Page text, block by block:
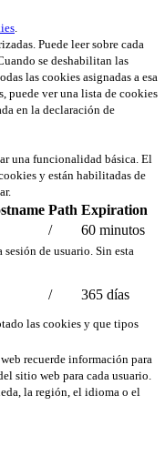
.
Puede leer sobre cada
se deshabilitan las
las cookies asignadas a esa
puede ver una lista de cookies
en la declaración de
una funcionalidad básica. El
y están habilitadas de
Path Expiration
/ 60 minutos
de usuario. Sin esta
/ 365 días
las cookies y que tipos
recuerde información para
sitio web para cada usuario.
la región, el idioma o el